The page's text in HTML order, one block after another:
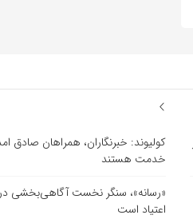
کولیوند: خبرنگاران، همراهان صادق
خدمت هستند
«رسانه»، سنگر نخست آگاهی‌بخشی
اعتیاد است